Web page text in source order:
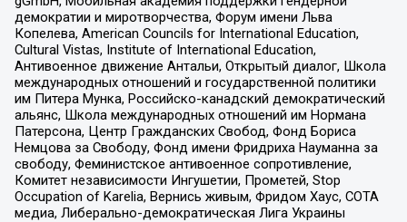
демократии и миротворчества, Форум имени Льва
Копелева, American Councils for International Education,
Cultural Vistas, Institute of International Education,
Антивоенное движение Антальи, Открытый диалог, Школа
международных отношений и государственной политики
им Питера Мунка, Российско-канадский демократический
альянс, Школа международных отношений им Нормана
Патерсона, Центр Гражданских Свобод, Фонд Бориса
Немцова за Свободу, Фонд имени Фридриха Науманна за
свободу, Феминистское антивоенное сопротивление,
Комитет независимости Ингушетии, Прометей, Stop
Occupation of Karelia, Вернись живым, Фридом Хаус, СОТА
медиа, Либерально-демократическая Лига Украины